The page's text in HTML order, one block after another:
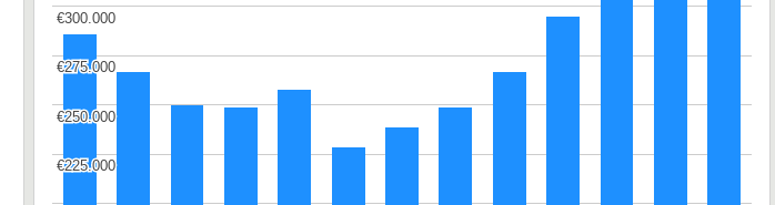
€225.000
€225.000
€250.000
€250.000
€275.000
€275.000
€300.000
€300.000